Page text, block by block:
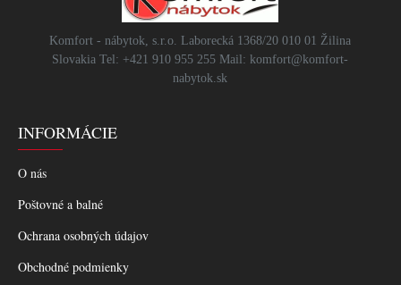
Komfort - nábytok, s.r.o. Laborecká 1368/20 010 01 Žilina
Slovakia Tel: +421 910 955 255 Mail: komfort@komfort-
nabytok.sk
INFORMÁCIE
O nás
Poštovné a balné
Ochrana osobných údajov
Obchodné podmienky